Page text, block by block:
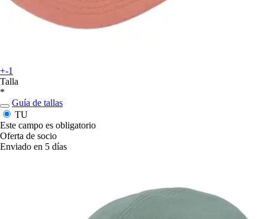
+-1
Talla
*
Guía de tallas
TU
Este campo es obligatorio
Oferta de socio
Enviado en 5 días